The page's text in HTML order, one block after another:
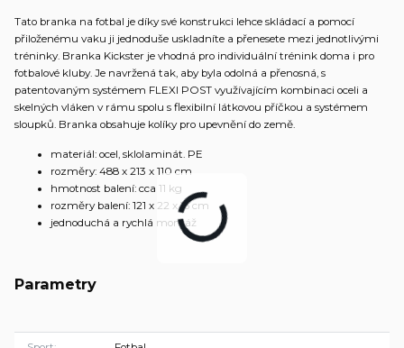
Tato branka na fotbal je díky své konstrukci lehce skládací a pomocí
přiloženému vaku ji jednoduše uskladníte a přenesete mezi jednotlivými
tréninky. Branka Kickster je vhodná pro individuální trénink doma i pro
fotbalové kluby. Je navržená tak, aby byla odolná a přenosná, s
patentovaným systémem FLEXI POST využívajícím kombinaci oceli a
skelných vláken v rámu spolu s flexibilní látkovou příčkou a systémem
sloupků. Branka obsahuje kolíky pro upevnění do země.
materiál: ocel, sklolaminát. PE
rozměry: 488 x 213 x 110 cm
hmotnost balení: cca 11 kg
rozměry balení: 121 x 22 x 15 cm
jednoduchá a rychlá montáž
Parametry